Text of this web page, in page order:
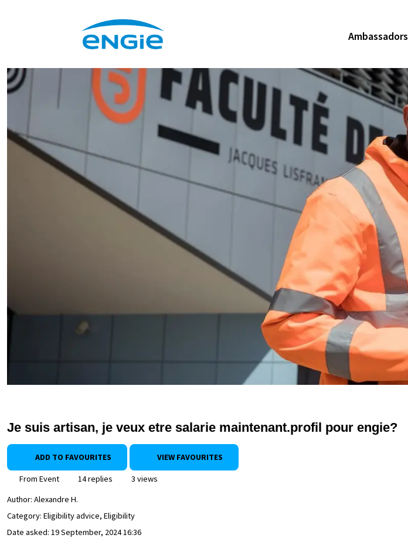
Ambassadors
Je suis artisan, je veux etre salarie maintenant.profil pour engie?
ADD TO FAVOURITES VIEW FAVOURITES
From Event 14 replies
3 views
Author: Alexandre H.
Category: Eligibility advice, Eligibility
Date asked: 19 September, 2024 16:36